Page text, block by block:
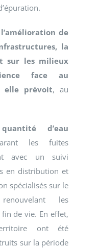
de
la
sur les milieux
face au
elle prévoit, au
d’eau
les fuites
avec un suivi
en distribution et
spécialisés sur le
les
fin de vie. En effet,
ont été
sur la période